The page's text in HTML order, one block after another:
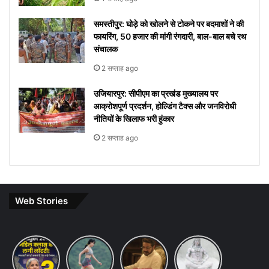
समस्तीपुर: घोड़े को खोलने से टोकने पर बदमाशों ने की
फायरिंग, 50 हजार की मांगी रंगदारी, बाल-बाल बचे रथ
संचालक
2 सप्ताह ago
उजियारपुर: सीपीएम का प्रखंड मुख्यालय पर
आक्रोशपूर्ण प्रदर्शन, होल्डिंग टैक्स और जनविरोधी
नीतियों के खिलाफ भरी हुंकार
2 सप्ताह ago
Web Stories
Budget
2026
7 ways
to
khakee
the
10 Lines
on Maha